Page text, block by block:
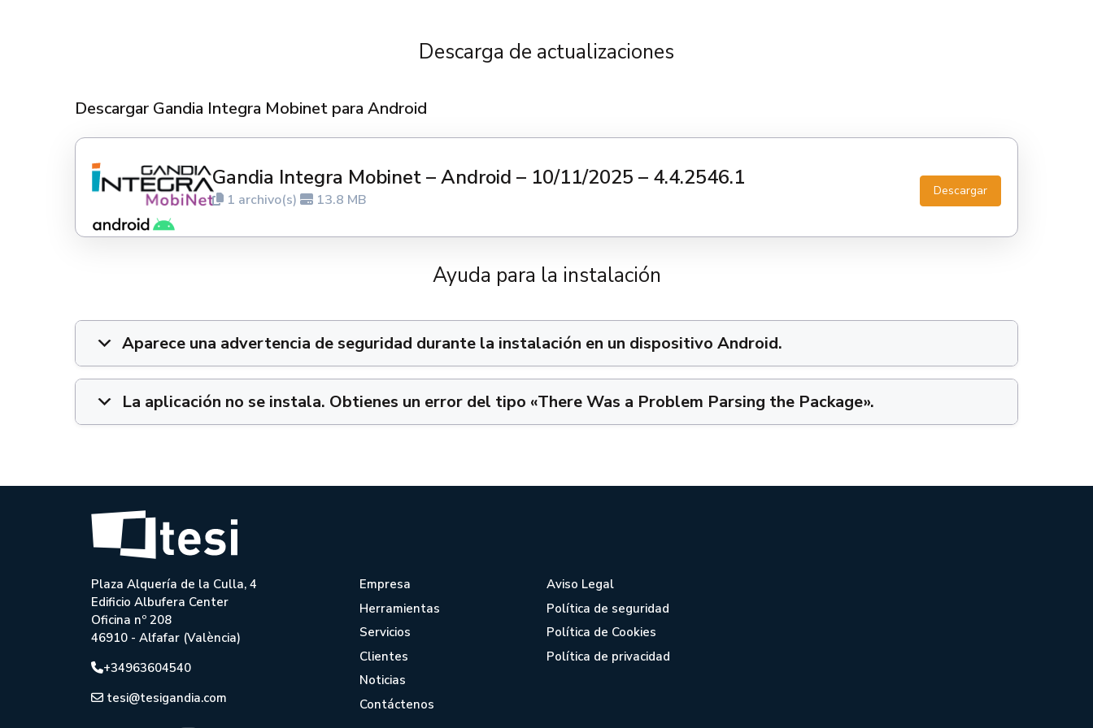
Descarga de actualizaciones
Descargar Gandia Integra Mobinet para Android
Gandia Integra Mobinet – Android – 10/11/2025 – 4.4.2546.1
1 archivo(s) 13.8 MB Descargar
Ayuda para la instalación
Aparece una advertencia de seguridad durante la instalación en un dispositivo Android.
La aplicación no se instala. Obtienes un error del tipo «There Was a Problem Parsing the Package».
Plaza Alquería de la Culla, 4
Edificio Albufera Center
Oficina nº 208
46910 - Alfafar (València)
+34963604540
tesi@tesigandia.com
Empresa
Herramientas
Servicios
Clientes
Noticias
Contáctenos
Aviso Legal
Política de seguridad
Política de Cookies
Política de privacidad